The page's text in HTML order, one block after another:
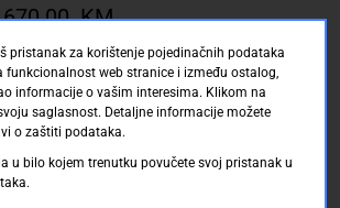
Dostupno online (Skladište: Njemačka)
Dostava: 16.08.2026 do 22.08.2026
670.00 KM
sa PDV Troškovi dostave
za ribnjake "Seerose"
(0)
pristanak za korištenje pojedinačnih podataka
funkcionalnost web stranice i između ostalog,
informacije o vašim interesima. Klikom na
saglasnost. Detaljne informacije možete
o zaštiti podataka.
u bilo kojem trenutku povučete svoj pristanak u